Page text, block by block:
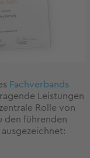
Fachverbands
Leistungen
Rolle von
den führenden